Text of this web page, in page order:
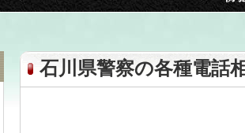
石川県警察の各種電話